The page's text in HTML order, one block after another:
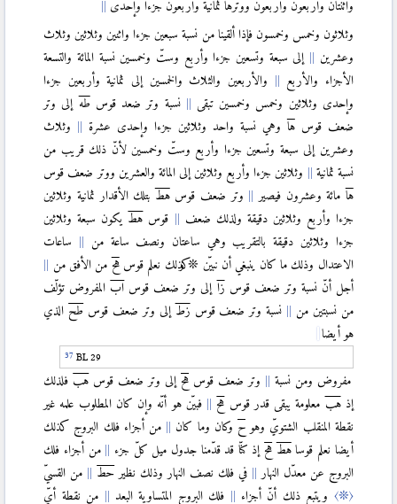
〈IX.10〉
〈IX.11〉
〈X〉
〈X.3〉
〈X.4〉
〈X.5〉
〈X.6〉
〈X.9〉
〈X.10〉
〈XI〉
〈XI.1〉
〈XI.2〉
واثنتان وأربعون وأربعون ووترها ثمانية وأربعون جزءا وإحدى
وثلاثون وخمس وخمسون فإذا ألقينا من نسبة سبعين جزءا واثنين وثلاثين وثلاث
وعشرين
إلى سبعة وتسعين جزءا وأربع وستّ وخمسين نسبة المائة والتسعة
الأجزاء والأربع
والأربعين والثلاث والخمسين إلى ثمانية وأربعين جزءا
وإحدى وثلاثين وخمس وخمسين تبقى
نسبة وتر ضعد قوس طه إلى وتر
ضعف قوسها وهي نسبة واحد وثلاثين جزءا وإحدى عشرة
وثلاث
وعشرين إلى سبعة وتسعين جزءا وأربع وستّ وخمسين لأنّ ذلك قريب من
نسبة ثمانية
وثلاثين جزءا وأربع وثلاثين إلى المائة والعشرين ووتر ضعف قوس
ها مائة وعشرون فيصير وتر ضعف قوسهط بتلك الأقدار ثمانية وثلاثين
جزءا وأربع وثلاثين دقيقة ولذلك ضعف
قوس هط يكون سبعة وثلاثين
جزءا وثلاثين دقيقة بالتقريب وهي ساعتان ونصف ساعة من
ساعات
الاعتدال وذلك ما كان ينبغي أن نبيّن ❊ وكذلك نعلم قوسهح من الأفق من
أجل أنّ نسبة وتر ضعف قوس زا إلى وتر ضعف قوس اب المفروض تؤلّف
من نسبتين من
نسبة وتر ضعف قوس زط إلى وتر ضعف قوس طح الذي
هو أيضا
BL 29
مفروض ومن نسبة وتر ضعف قوس هح إلى وتر ضعف قوس هب فلذلك
إذهب معلومة يبقى قدر قوس هح
فبيّن هو أنّه وإن كان المطلوب علمه غير
نقطة المنقلب الشتويّ وهوح وكان وما كان
من أجزاء فلك البروج كذلك
أيضا نعلم قوساهط هح إذ كنّا قد قدّمنا جدول ميل كلّ جزء
من أجزاء فلك
البروج عن معدّل النهار
في فلك نصف النهار وذلك نظير حط
من القسيّ
〈❊〉 ويتبع ذلك أنّ أجزاء فلك البروج المتساوية البعد
من نقطة أيّ